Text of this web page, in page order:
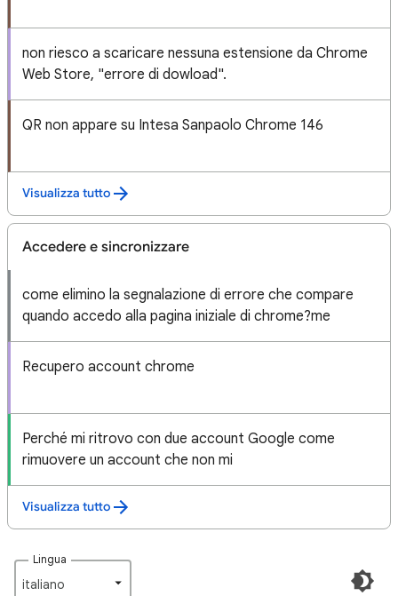
non riesco a scaricare nessuna estensione da Chrome
Web Store, "errore di dowload".
QR non appare su Intesa Sanpaolo Chrome 146
Visualizza tutto
Accedere e sincronizzare
come elimino la segnalazione di errore che compare
quando accedo alla pagina iniziale di chrome?me
Recupero account chrome
Perché mi ritrovo con due account Google come
rimuovere un account che non mi
Visualizza tutto
Lingua
italiano‎